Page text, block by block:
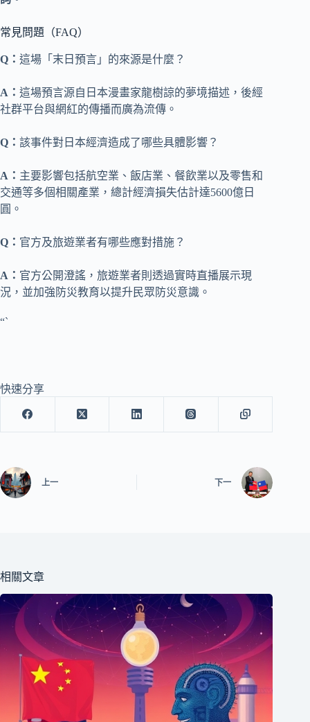
常見問題（FAQ）
Q： 這場「末日預言」的來源是什麼？
A： 這場預言源自日本漫畫家龍樹諒的夢境描述，後經
社群平台與網紅的傳播而廣為流傳。
Q： 該事件對日本經濟造成了哪些具體影響？
A： 主要影響包括航空業、飯店業、餐飲業以及零售和
交通等多個相關產業，總計經濟損失估計達5600億日
圓。
Q： 官方及旅遊業者有哪些應對措施？
A： 官方公開澄謠，旅遊業者則透過實時直播展示現
況，並加強防災教育以提升民眾防災意識。
“`
快速分享
上一 下一
相關文章